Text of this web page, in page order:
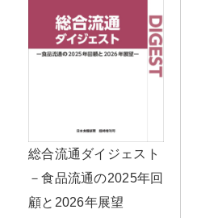
総合流通ダイジェスト
－食品流通の2025年回
顧と2026年展望